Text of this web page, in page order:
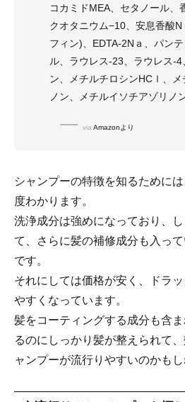
コカミドMEA、セタノール、
クオタニウム−10、安息香酸
フィン)、EDTA-2Nａ、パン
ル、ラウレス-23、ラウレス-
ン、メチルチロシンHCｌ、
ノン、メチルイソチアゾリノ
via Amazonより
シャンプーの特徴を知るために
度わかります。
洗浄成分は強めになっており、
て、さらに髪の補修成分も入っ
です。
それにしては価格が安く、ドラ
やすくなっています。
髪をコーティングする成分も含
るのにしっかり髪が整えられて
ャンプーが流行りやすいのかもし